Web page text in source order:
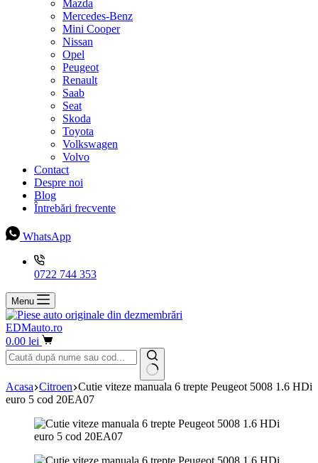
Mazda
Mercedes-Benz
Mini Cooper
Nissan
Opel
Peugeot
Renault
Saab
Seat
Skoda
Toyota
Volkswagen
Volvo
Contact
Despre noi
Blog
Întrebări frecvente
WhatsApp
0722 744 353
Menu
EDMauto.ro
Coș
de
cumpărături
0.00 lei
Niciun
rezultat
Acasa Citroen Cutie viteze manuala 6 trepte Peugeot 5008 1.6 HDi
euro 5 cod 20EA07